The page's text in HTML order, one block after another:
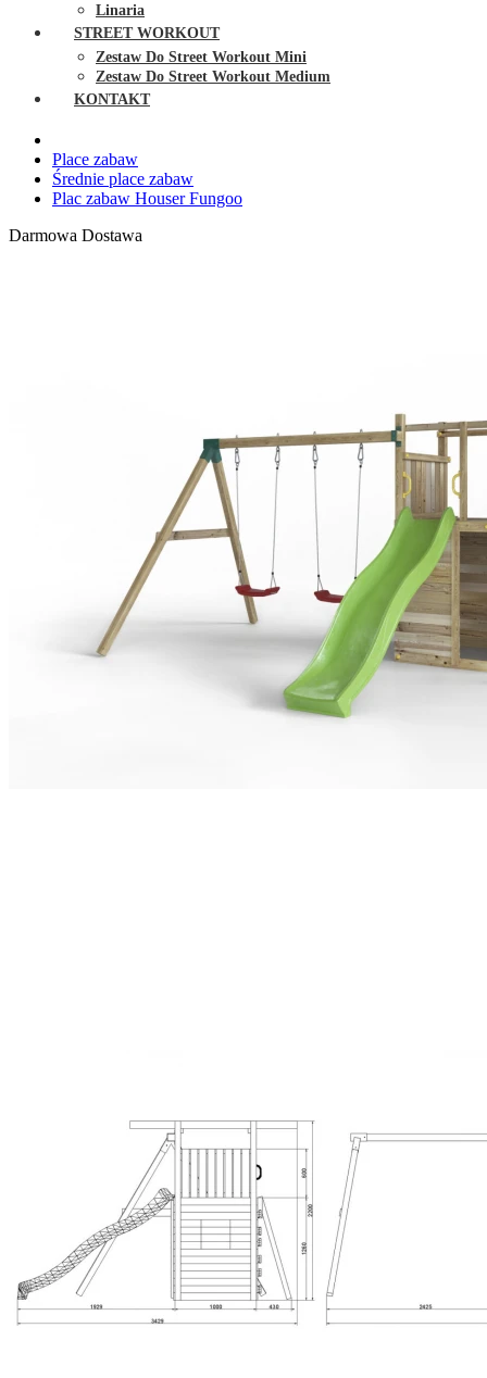
Linaria
STREET WORKOUT
Zestaw Do Street Workout Mini
Zestaw Do Street Workout Medium
KONTAKT
Place zabaw
Średnie place zabaw
Plac zabaw Houser Fungoo
Darmowa Dostawa